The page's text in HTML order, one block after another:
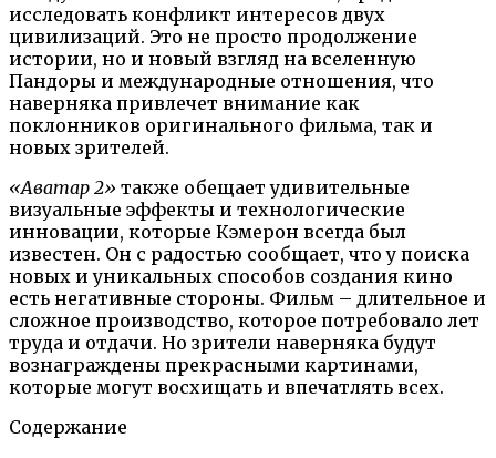
исследовать конфликт интересов двух
цивилизаций. Это не просто продолжение
истории, но и новый взгляд на вселенную
Пандоры и международные отношения, что
наверняка привлечет внимание как
поклонников оригинального фильма, так и
новых зрителей.
«Аватар 2» также обещает удивительные
визуальные эффекты и технологические
инновации, которые Кэмерон всегда был
известен. Он с радостью сообщает, что у поиска
новых и уникальных способов создания кино
есть негативные стороны. Фильм – длительное и
сложное производство, которое потребовало лет
труда и отдачи. Но зрители наверняка будут
вознаграждены прекрасными картинами,
которые могут восхищать и впечатлять всех.
Содержание